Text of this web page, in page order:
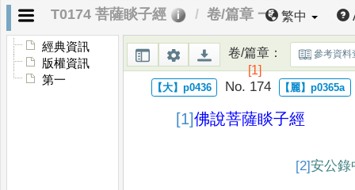
T0174 菩薩睒子經 卷/篇章 一 繁中
經典資訊
版權資訊
第一
卷/篇章：
[1]
參考資料
No. 174
[1]佛說菩薩睒子經
[2]安公錄